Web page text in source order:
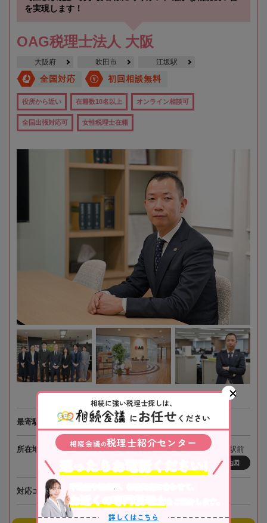
を実現します！
OAG税理士法人 大阪
大阪府 吹田市 江坂駅
全国対応 初回相談無料
役所から近い 在籍数10名以上 オンライン相談可
全国出張対応可 女性税理士在籍
最寄駅 大阪メトロ・北大阪急行電鉄「江坂駅」徒歩1分
所在地
〒564-0063 大阪府吹田市江坂町1-13-33 HF江坂駅前
地図
対応エリア 大阪、全国オンライン相談可
相続に強い税理士探しは、
にお任せ ください
相続会議の税理士紹介センター
不動産や株式等、相続資産に合わせて、
お近くの専門税理士
をご紹介します。
詳しくはこちら